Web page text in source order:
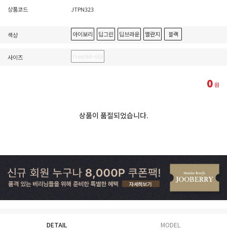
상품코드
JTPN323
색상 아이보리 딥그린 딥브라운 멜란지 블랙
사이즈
0원
상품이 품절되었습니다.
DETAIL MODEL